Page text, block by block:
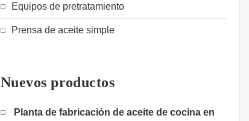
Equipos de pretratamiento
Prensa de aceite simple
Nuevos productos
Planta de fabricación de aceite de cocina en